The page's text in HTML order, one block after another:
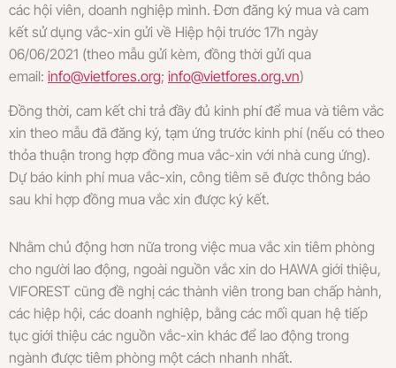
các hội viên, doanh nghiệp mình. Đơn đăng ký mua và cam
kết sử dụng vắc-xin gửi về Hiệp hội trước 17h ngày
06/06/2021 (theo mẫu gửi kèm, đồng thời gửi qua
email: info@vietfores.org; info@vietfores.org.vn)
Đồng thời, cam kết chi trả đầy đủ kinh phí để mua và tiêm vắc
xin theo mẫu đã đăng ký, tạm ứng trước kinh phí (nếu có theo
thỏa thuận trong hợp đồng mua vắc-xin với nhà cung ứng).
Dự báo kinh phí mua vắc-xin, công tiêm sẽ được thông báo
sau khi hợp đồng mua vắc xin được ký kết.
Nhằm chủ động hơn nữa trong việc mua vắc xin tiêm phòng
cho người lao động, ngoài nguồn vắc xin do HAWA giới thiệu,
VIFOREST cũng đề nghị các thành viên trong ban chấp hành,
các hiệp hội, các doanh nghiệp, bằng các mối quan hệ tiếp
tục giới thiệu các nguồn vắc-xin khác để lao động trong
ngành được tiêm phòng một cách nhanh nhất.